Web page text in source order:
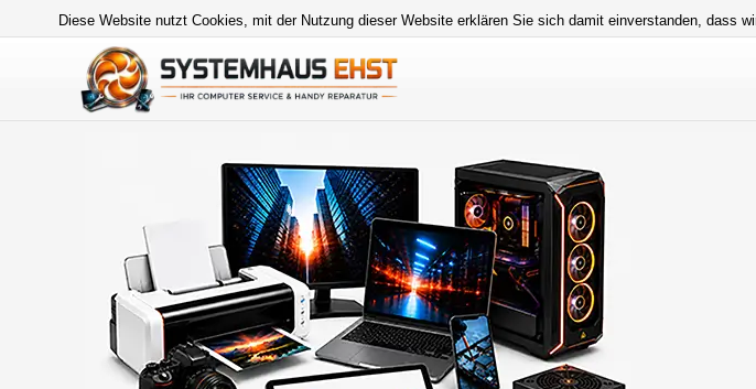
Diese Website nutzt Cookies, mit der Nutzung dieser Website erklären Sie sich damit einverstanden, dass